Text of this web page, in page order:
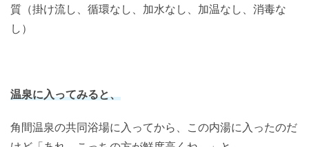
質（掛け流し、循環なし、加水なし、加温なし、消毒な
し）
温泉に入ってみると、
角間温泉の共同浴場に入ってから、この内湯に入ったのだ